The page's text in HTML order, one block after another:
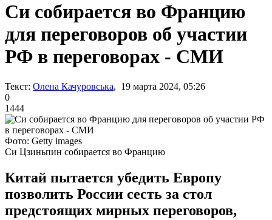
Си собирается во Францию
для переговоров об участии
РФ в переговорах - СМИ
Текст: Олена Качуровська, 19 марта 2024, 05:26
0
1444
Фото: Getty images
Си Цзиньпин собирается во Францию
Китай пытается убедить Европу
позволить России сесть за стол
предстоящих мирных переговоров,